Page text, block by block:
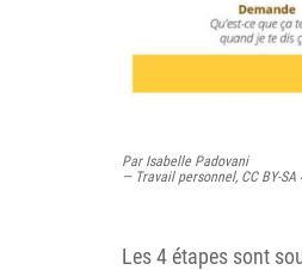
Par Isabelle Padovani
— Travail personnel, CC BY-
Les 4 étapes sont